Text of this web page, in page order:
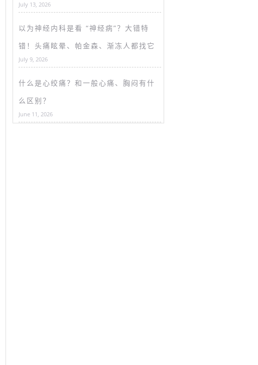
July 13, 2026
以为神经内科是看 “神经病”？大错特
错！头痛眩晕、帕金森、渐冻人都找它
July 9, 2026
什么是心绞痛？和一般心痛、胸闷有什
么区别？
June 11, 2026